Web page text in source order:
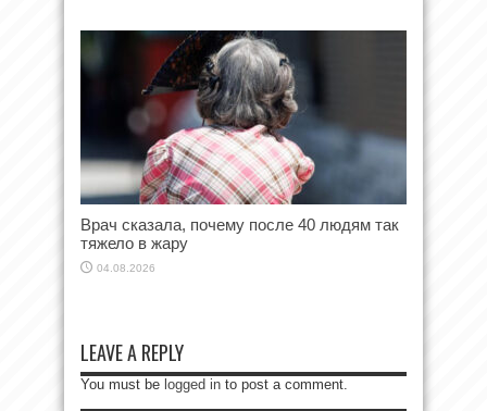
Врач сказала, почему после 40 людям так
тяжело в жару
04.08.2026
LEAVE A REPLY
You must be logged in to post a comment.